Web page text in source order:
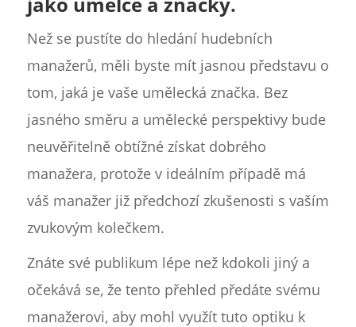
Než se pustíte do hledání hudebních
manažerů, měli byste mít jasnou představu o
tom, jaká je vaše umělecká značka. Bez
jasného směru a umělecké perspektivy bude
neuvěřitelně obtížné získat dobrého
manažera, protože v ideálním případě má
váš manažer již předchozí zkušenosti s vaším
zvukovým kolečkem.
Znáte své publikum lépe než kdokoli jiný a
očekává se, že tento přehled předáte svému
manažerovi, aby mohl využít tuto optiku k